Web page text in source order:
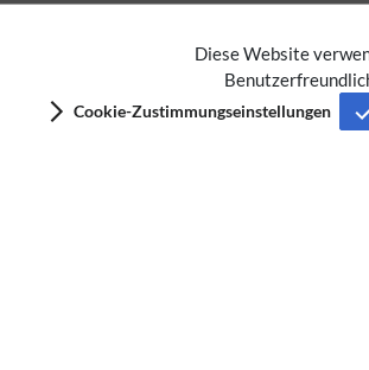
Diese Website
Cookie-Zustimmungseinstellungen
Datenschutz